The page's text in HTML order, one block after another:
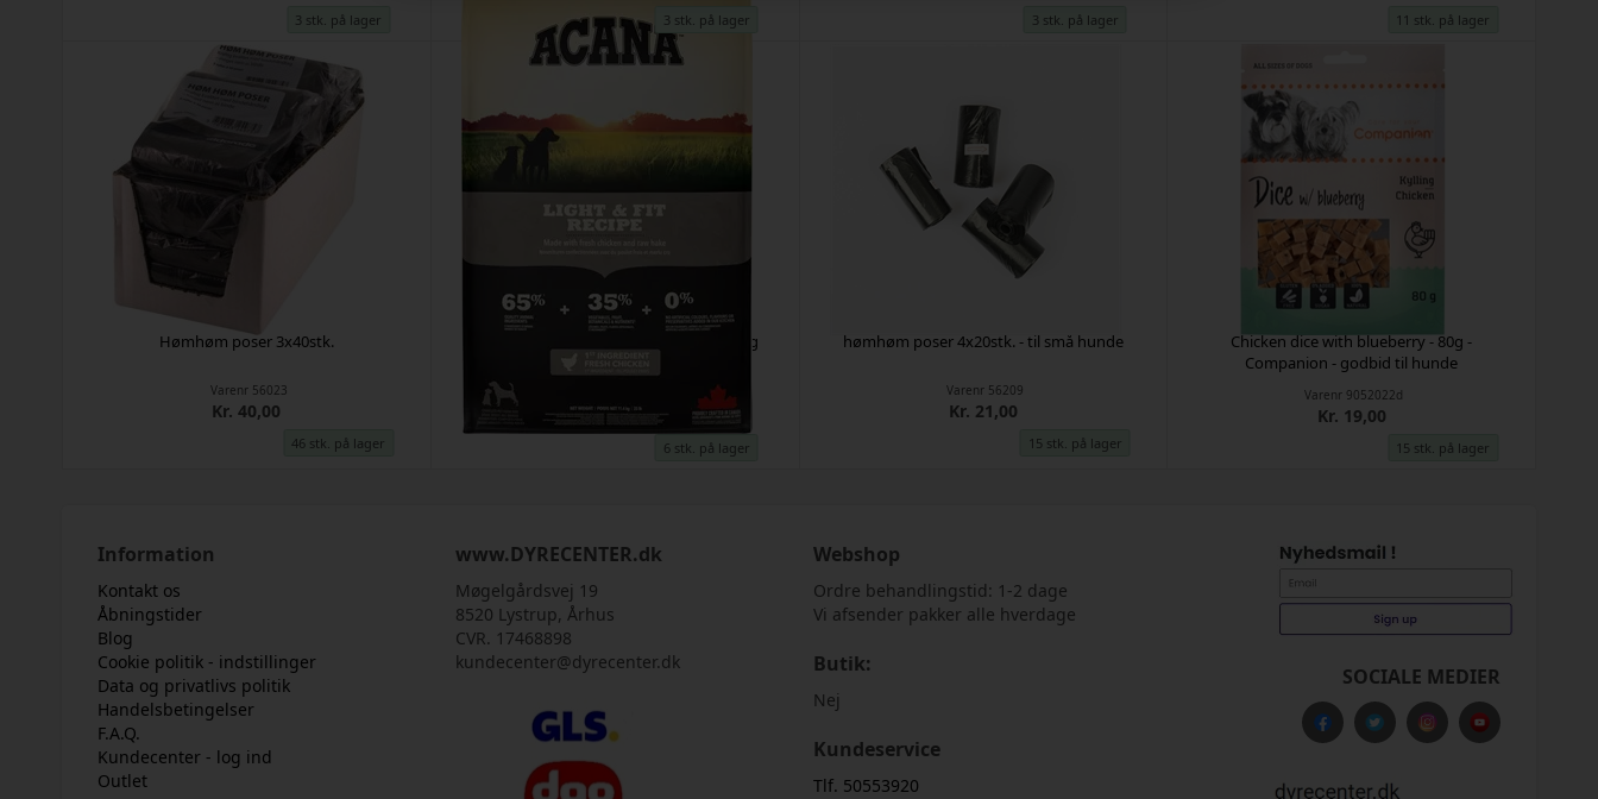
3 stk. på lager 3 stk. på lager 3 stk. på lager 11 stk. på lager
46 stk. på lager
Hømhøm poser 3x40stk.
Varenr 56023
Kr. 40,00
6 stk. på lager
ACANA Dog Range Light & Fit (kylling og
Kr. 600,00
15 stk. på lager
hømhøm poser 4x20stk. - til små hunde
Varenr 56209
Kr. 21,00
15 stk. på lager
Chicken dice with blueberry - 80g -
Companion - godbid til hunde
Varenr 9052022d
Kr. 19,00
Information
Kontakt os
Åbningstider
Blog
Cookie politik - indstillinger
Data og privatlivs politik
Handelsbetingelser
F.A.Q.
Kundecenter - log ind
Outlet
www.DYRECENTER.dk
Møgelgårdsvej 19
8520 Lystrup, Århus
CVR. 17468898
kundecenter@dyrecenter.dk
Webshop
Ordre behandlingstid: 1-2 dage
Vi afsender pakker alle hverdage
Butik:
Nej
Kundeservice
Tlf. 50553920
SOCIALE MEDIER